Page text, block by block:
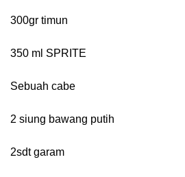
300gr timun
350 ml SPRITE
Sebuah cabe
2 siung bawang putih
2sdt garam